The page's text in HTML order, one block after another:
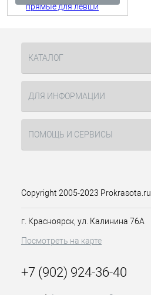
КАТАЛОГ
ДЛЯ ИНФОРМАЦИИ
ПОМОЩЬ И СЕРВИСЫ
Copyright 2005-2023 Prokrasota.ru
г. Красноярск, ул. Калинина 76А
Посмотреть на карте
+7 (902) 924-36-40